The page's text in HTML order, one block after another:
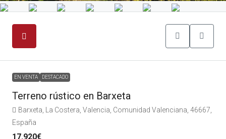
EN VENTA DESTACADO
Terreno rústico en Barxeta
Barxeta, La Costera, Valencia, Comunidad Valenciana, 46667,
España
17.920€